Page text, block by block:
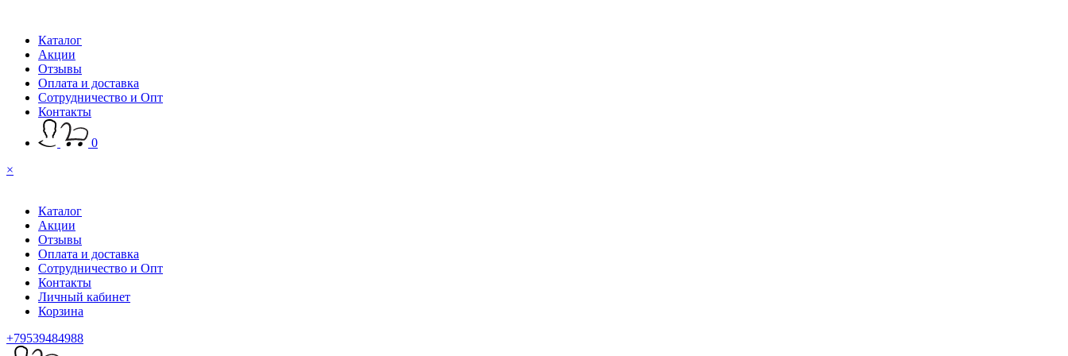
Каталог
Акции
Отзывы
Оплата и доставка
Сотрудничество и Опт
Контакты
0
×
Каталог
Акции
Отзывы
Оплата и доставка
Сотрудничество и Опт
Контакты
Личный кабинет
Корзина
+79539484988